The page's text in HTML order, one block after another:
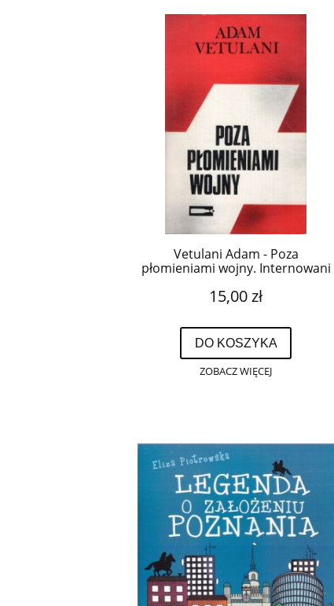
Vetulani Adam - Poza
płomieniami wojny. Internowani
15,00 zł
DO KOSZYKA
ZOBACZ WIĘCEJ